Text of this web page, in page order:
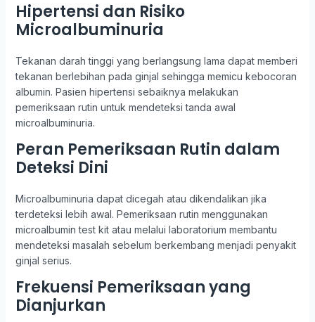
Hipertensi dan Risiko
Microalbuminuria
Tekanan darah tinggi yang berlangsung lama dapat memberi
tekanan berlebihan pada ginjal sehingga memicu kebocoran
albumin. Pasien hipertensi sebaiknya melakukan
pemeriksaan rutin untuk mendeteksi tanda awal
microalbuminuria.
Peran Pemeriksaan Rutin dalam
Deteksi Dini
Microalbuminuria dapat dicegah atau dikendalikan jika
terdeteksi lebih awal. Pemeriksaan rutin menggunakan
microalbumin test kit atau melalui laboratorium membantu
mendeteksi masalah sebelum berkembang menjadi penyakit
ginjal serius.
Frekuensi Pemeriksaan yang
Dianjurkan